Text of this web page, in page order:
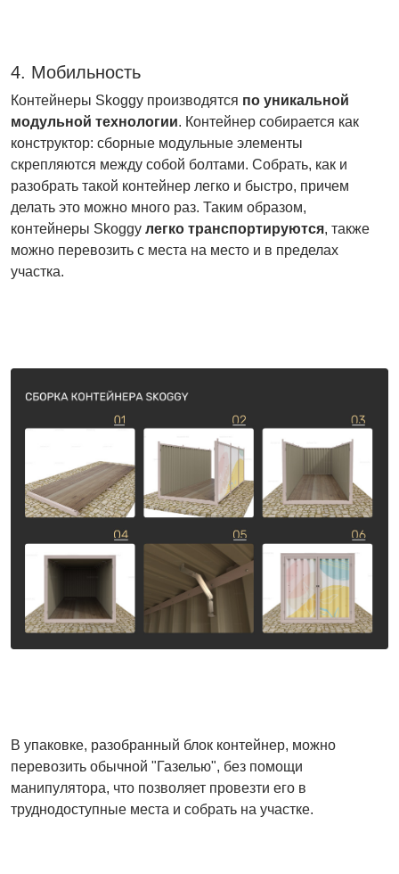
4. Мобильность
Контейнеры Skoggy производятся по уникальной
модульной технологии. Контейнер собирается как
конструктор: сборные модульные элементы
скрепляются между собой болтами. Собрать, как и
разобрать такой контейнер легко и быстро, причем
делать это можно много раз. Таким образом,
контейнеры Skoggy легко транспортируются, также
можно перевозить с места на место и в пределах
участка.
В упаковке, разобранный блок контейнер, можно
перевозить обычной "Газелью", без помощи
манипулятора, что позволяет провезти его в
труднодоступные места и собрать на участке.